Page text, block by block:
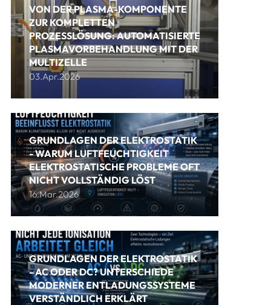
VON DER PLASMA-KOMPONENTE
ZUR KOMPLETTEN
PROZESSLÖSUNG: AUTOMATISIERTE
PLASMAVORBEHANDLUNG MIT DER
MULTIZELLE
03.Apr.2026
GRUNDLAGEN DER ELEKTROSTATIK
- WARUM LUFTFEUCHTIGKEIT
ELEKTROSTATISCHE PROBLEME OFT
NICHT VOLLSTÄNDIG LÖST
16.Mar.2026
GRUNDLAGEN DER ELEKTROSTATIK
- AC ODER DC? UNTERSCHIEDE
MODERNER ENTLADUNGSSYSTEME
VERSTÄNDLICH ERKLÄRT